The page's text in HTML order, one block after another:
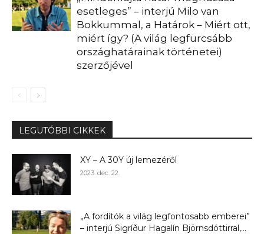
esetleges” – interjú Milo van
Bokkummal, a Határok – Miért ott,
miért így? (A világ legfurcsább
országhatárainak történetei)
szerzőjével
LEGUTÓBBI CIKKEK
XY – A 30Y új lemezéről
2023. dec. 22.
„A fordítók a világ legfontosabb emberei”
– interjú Sigríður Hagalín Björnsdóttirral,...